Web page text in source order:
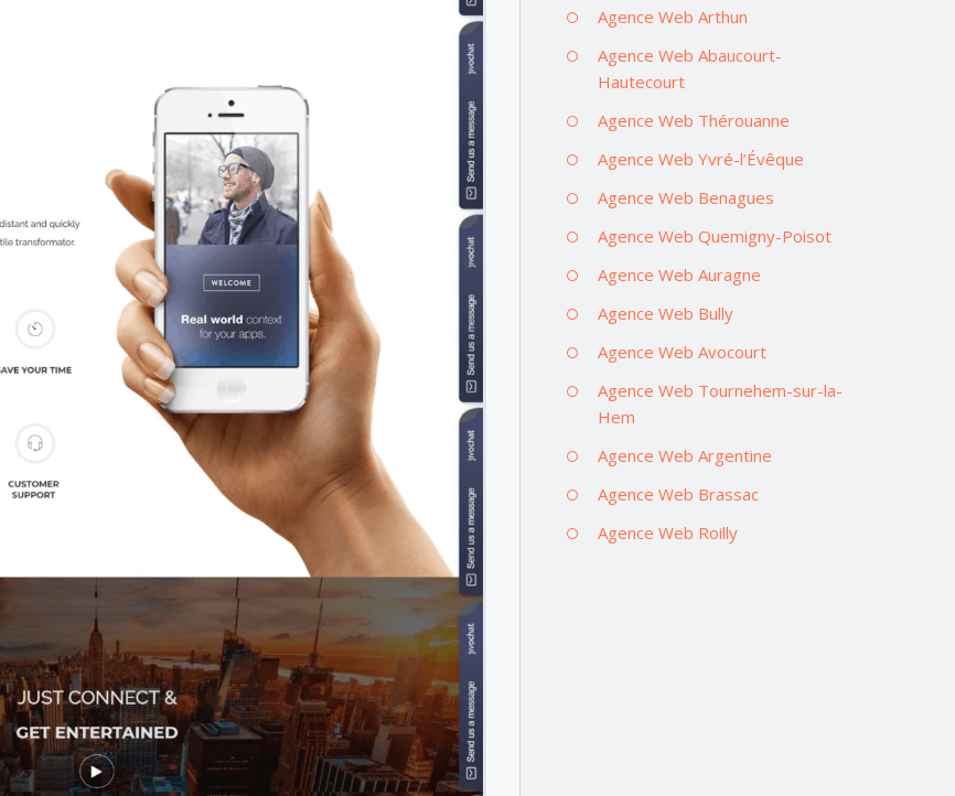
Agence Web Arthun
Agence Web Abaucourt-
Hautecourt
Agence Web Thérouanne
Agence Web Yvré-l’Évêque
Agence Web Benagues
Agence Web Quemigny-Poisot
Agence Web Auragne
Agence Web Bully
Agence Web Avocourt
Agence Web Tournehem-sur-la-
Hem
Agence Web Argentine
Agence Web Brassac
Agence Web Roilly